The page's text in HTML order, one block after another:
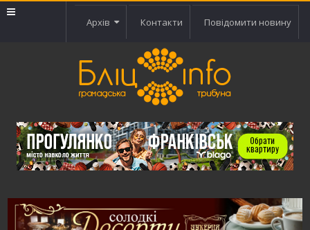
Архів Контакти Повідомити новину